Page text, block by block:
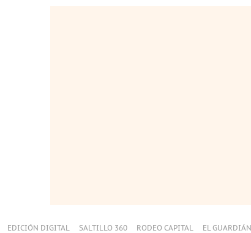
EDICIÓN DIGITAL SALTILLO 360 RODEO CAPITAL EL GUARDIÁN